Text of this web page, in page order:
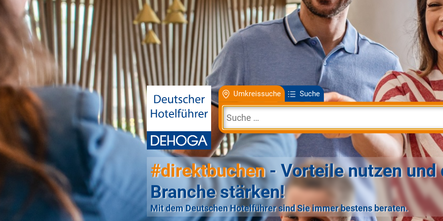
Umkreissuche Suche
#direktbuchen- Vorteile nutzen und
Branche stärken!
Mit dem Deutschen Hotelführer sind Sie immer bestens beraten.